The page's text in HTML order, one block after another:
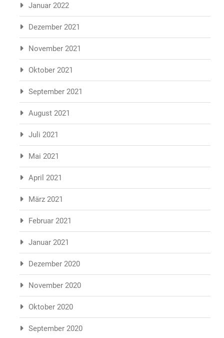
Januar 2022
Dezember 2021
November 2021
Oktober 2021
September 2021
August 2021
Juli 2021
Mai 2021
April 2021
März 2021
Februar 2021
Januar 2021
Dezember 2020
November 2020
Oktober 2020
September 2020